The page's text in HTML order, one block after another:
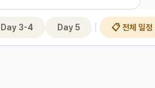
Day 3-4 Day 5 📋 전체 일정